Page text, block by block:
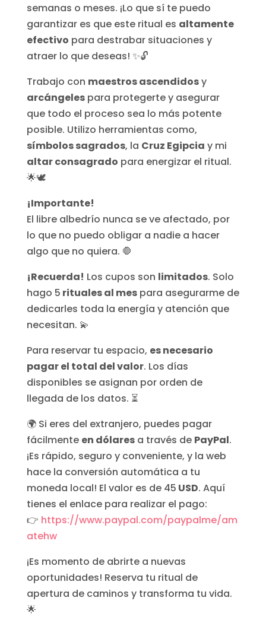
semanas o meses. ¡Lo que sí te puedo
garantizar es que este ritual es altamente
efectivo para destrabar situaciones y
atraer lo que deseas! ✨🔓
Trabajo con maestros ascendidosy
arcángelespara protegerte y asegurar
que todo el proceso sea lo más potente
posible. Utilizo herramientas como,
símbolos sagrados, la Cruz Egipcia y mi
altar consagrado para energizar el ritual.
🌟🕊
¡Importante!
El libre albedrío nunca se ve afectado, por
lo que no puedo obligar a nadie a hacer
algo que no quiera. 🛑
¡Recuerda! Los cupos son limitados. Solo
hago 5 rituales al mespara asegurarme de
dedicarles toda la energía y atención que
necesitan. 💫
Para reservar tu espacio, es necesario
pagar el total del valor. Los días
disponibles se asignan por orden de
llegada de los datos. ⏳
🌍 Si eres del extranjero, puedes pagar
fácilmente en dólaresa través de PayPal.
¡Es rápido, seguro y conveniente, y la web
hace la conversión automática a tu
moneda local! El valor es de 45 USD. Aquí
tienes el enlace para realizar el pago:
👉 https://www.paypal.com/paypalme/am
atehw
¡Es momento de abrirte a nuevas
oportunidades! Reserva tu ritual de
apertura de caminos y transforma tu vida.
🌟